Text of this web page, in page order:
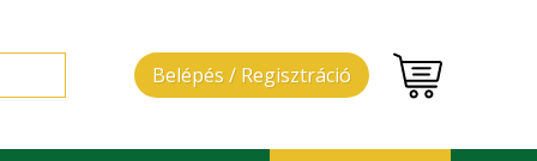
Belépés / Regisztráció